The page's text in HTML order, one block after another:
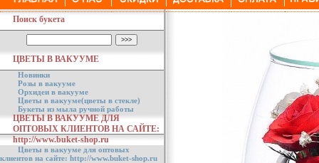
Поиск букета
ЦВЕТЫ В ВАКУУМЕ
Новинки
Розы в вакууме
Орхидеи в вакууме
Цветы в вакууме(цветы в стекле)
Букеты из мыла ручной работы
ЦВЕТЫ В ВАКУУМЕ ДЛЯ
ОПТОВЫХ КЛИЕНТОВ НА САЙТЕ:
http://www.buket-shop.ru
Цветы в вакууме для оптовых
клиентов на сайте: http://www.buket-shop.ru